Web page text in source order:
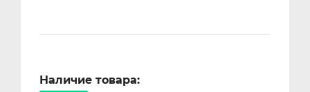
Наличие товара: